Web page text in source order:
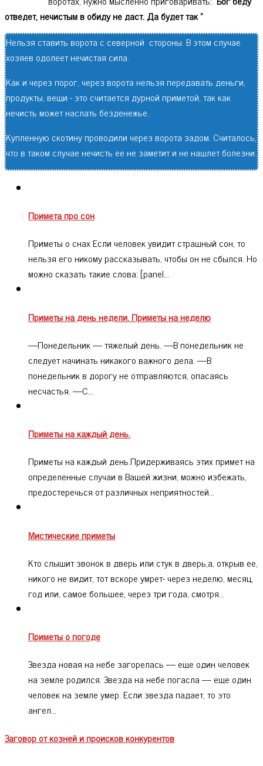
отведет, нечистым в обиду не даст. Да будет так "
Нельзя ставить ворота с северной стороны. В этом случае
хозяев одолеет нечистая сила.
Как и через порог, через ворота нельзя передавать деньги,
продукты, вещи - это считается дурной приметой, так как
нечисть может наслать безденежье.
Купленную скотину проводили через ворота задом. Считалось,
что в таком случае нечисть ее не заметит и не нашлет болезни.
Примета про сон
Приметы о снах Если человек увидит страшный сон, то
нельзя его никому рассказывать, чтобы он не сбылся. Но
можно сказать такие слова: [panel…
Приметы на день недели. Приметы на неделю
—Понедельник — тяжелый день. —В понедельник не
следует начинать никакого важного дела. —В
понедельник в дорогу не отправляются, опасаясь
несчастья. —С…
Приметы на каждый день.
Приметы на каждый день.Придерживаясь этих примет на
определенные случаи в Вашей жизни, можно избежать,
предостеречься от различных неприятностей…
Мистические приметы
Кто слышит звонок в дверь или стук в дверь,а, открыв ее,
никого не видит, тот вскоре умрет- через неделю, месяц,
год или, самое большее, через три года, смотря…
Приметы о погоде
Звезда новая на небе загорелась — еще один человек
на земле родился. Звезда на небе погасла — еще один
человек на земле умер. Если звезда падает, то это
ангел…
Заговор от козней и происков конкурентов